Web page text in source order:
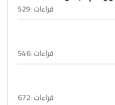
قراءات :529
قراءات :546
قراءات :672